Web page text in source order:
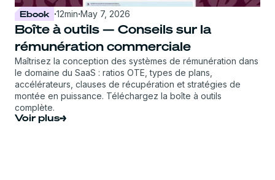
Ebook ·12min·May 7, 2026
Boîte à outils — Conseils sur la
rémunération commerciale
Maîtrisez la conception des systèmes de rémunération dans
le domaine du SaaS : ratios OTE, types de plans,
accélérateurs, clauses de récupération et stratégies de
montée en puissance. Téléchargez la boîte à outils
complète.
Voir plus